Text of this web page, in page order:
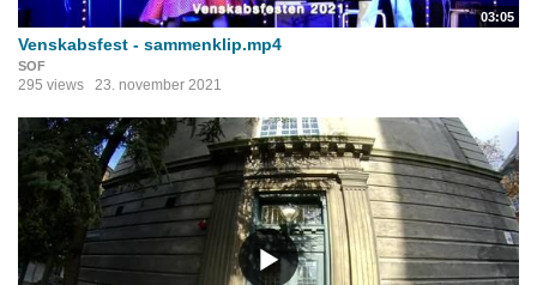
03:05
Venskabsfest - sammenklip.mp4
SOF
295 views 23. november 2021